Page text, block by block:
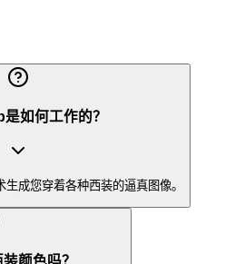
如何工作的？
成您穿着各种西装的逼真图像。
颜色吗？